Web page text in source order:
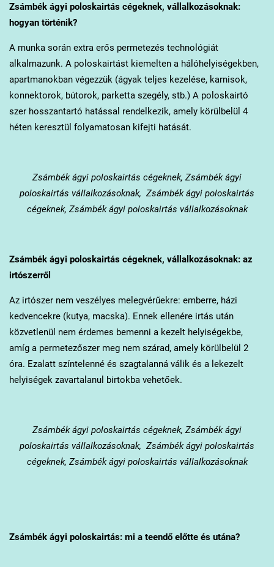
Zsámbékágyi poloskairtás cégeknek, vállalkozásoknak:
hogyan történik?
A munka során extra erős permetezés technológiát
alkalmazunk. A poloskairtást kiemelten a hálóhelyiségekben,
apartmanokban végezzük (ágyak teljes kezelése, karnisok,
konnektorok, bútorok, parketta szegély, stb.) A poloskairtó
szer hosszantartó hatással rendelkezik, amely körülbelül 4
héten keresztül folyamatosan kifejti hatását.
Zsámbékágyi poloskairtás cégeknek, Zsámbék ágyi
poloskairtás vállalkozásoknak, Zsámbék ágyi poloskairtás
cégeknek, Zsámbék ágyi poloskairtás vállalkozásoknak
Zsámbékágyi poloskairtás cégeknek, vállalkozásoknak: az
irtószerről
Az irtószer nem veszélyes melegvérűekre: emberre, házi
kedvencekre (kutya, macska). Ennek ellenére irtás után
közvetlenül nem érdemes bemenni a kezelt helyiségekbe,
amíg a permetezőszer meg nem szárad, amely körülbelül 2
óra. Ezalatt színtelenné és szagtalanná válik és a lekezelt
helyiségek zavartalanul birtokba vehetőek.
Zsámbékágyi poloskairtás cégeknek, Zsámbék ágyi
poloskairtás vállalkozásoknak, Zsámbék ágyi poloskairtás
cégeknek, Zsámbék ágyi poloskairtás vállalkozásoknak
Zsámbékágyi poloskairtás: mi a teendő előtte és utána?